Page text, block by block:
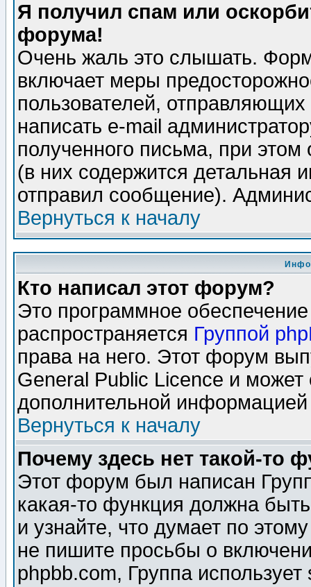
Я получил спам или
форума!
Очень жаль это слышать.
включает меры
пользователей,
написать e-mail
полученного письма, при этом
(в них содержится детальная
отправил сообщение).
Вернуться к началу
Кто написал этот форум?
Это программное
распространяется Группой
права на него. Этот форум
General Public Licence и может
дополнительной
Вернуться к началу
Почему здесь нет такой-то
Этот форум был написан
какая-то функция должна
и узнайте, что думает по
не пишите просьбы о
phpbb.com, Группа